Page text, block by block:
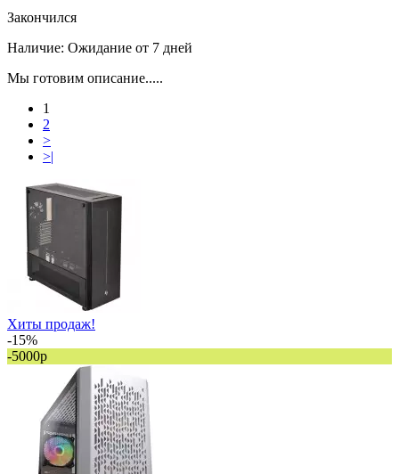
Закончился
Наличие: Ожидание от 7 дней
Мы готовим описание.....
1
2
>
>|
Хиты продаж!
-15%
-5000р